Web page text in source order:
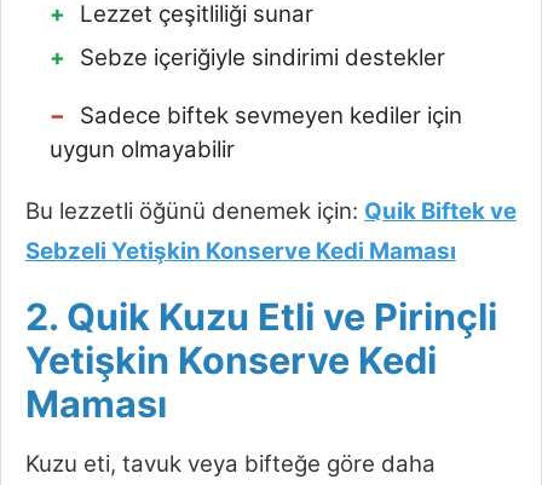
Lezzet çeşitliliği sunar
Sebze içeriğiyle sindirimi destekler
Sadece biftek sevmeyen kediler için
uygun olmayabilir
Bu lezzetli öğünü denemek için: Quik Biftek ve
Sebzeli Yetişkin Konserve Kedi Maması
2. Quik Kuzu Etli ve Pirinçli
Yetişkin Konserve Kedi
Maması
Kuzu eti, tavuk veya bifteğe göre daha